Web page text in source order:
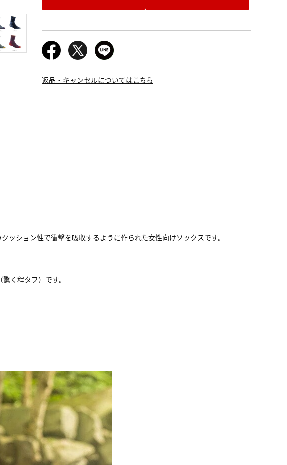
返品・キャンセルについてはこちら
ッション性で衝撃を吸収するように作られた女性向けソックスです。
く程タフ）です。